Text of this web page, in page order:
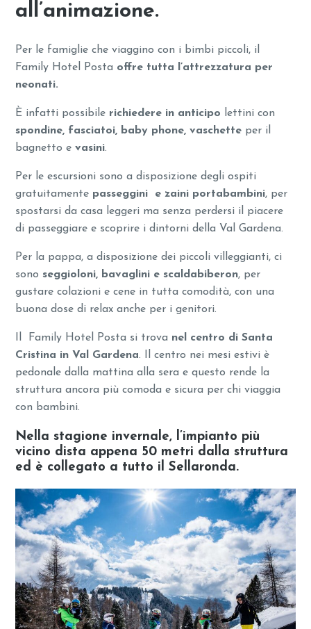
all’animazione.
Per le famiglie che viaggino con i bimbi piccoli, il
Family Hotel Posta offre tutta l’attrezzatura per
neonati.
È infatti possibile richiedere in anticipo lettini con
spondine, fasciatoi, baby phone, vaschette per il
bagnetto evasini.
Per le escursioni sono a disposizione degli ospiti
gratuitamente passeggini e zaini portabambini, per
spostarsi da casa leggeri ma senza perdersi il piacere
di passeggiare e scoprire i dintorni della Val Gardena.
Per la pappa, a disposizione dei piccoli villeggianti, ci
sono seggioloni, bavaglini e scaldabiberon, per
gustare colazioni e cene in tutta comodità, con una
buona dose di relax anche per i genitori.
Il Family Hotel Posta si trova nel centro di Santa
Cristina in Val Gardena. Il centro nei mesi estivi è
pedonale dalla mattina alla sera e questo rende la
struttura ancora più comoda e sicura per chi viaggia
con bambini.
Nella stagione invernale, l’impianto più
vicino dista appena 50 metri dalla struttura
ed è collegato a tutto il Sellaronda.